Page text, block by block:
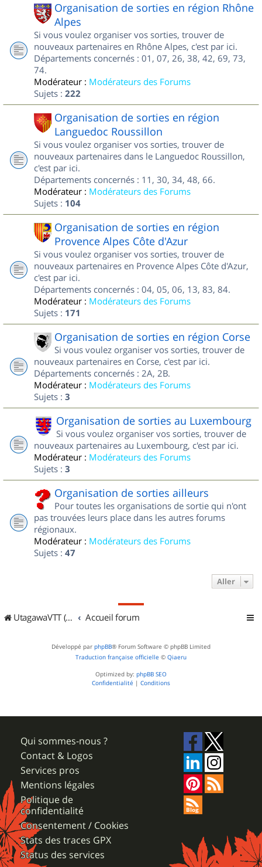
Organisation de sorties en région Rhône
Alpes
Si vous voulez organiser vos sorties, trouver de
nouveaux partenaires en Rhône Alpes, c'est par ici.
Départements concernés : 01, 07, 26, 38, 42, 69, 73,
74.
Modérateur : Modérateurs des Forums
Sujets : 222
Organisation de sorties en région
Languedoc Roussillon
Si vous voulez organiser vos sorties, trouver de
nouveaux partenaires dans le Languedoc Roussillon,
c'est par ici.
Départements concernés : 11, 30, 34, 48, 66.
Modérateur : Modérateurs des Forums
Sujets : 104
Organisation de sorties en région
Provence Alpes Côte d'Azur
Si vous voulez organiser vos sorties, trouver de
nouveaux partenaires en Provence Alpes Côte d'Azur,
c'est par ici.
Départements concernés : 04, 05, 06, 13, 83, 84.
Modérateur : Modérateurs des Forums
Sujets : 171
Organisation de sorties en région Corse
Si vous voulez organiser vos sorties, trouver de
nouveaux partenaires en Corse, c'est par ici.
Départements concernés : 2A, 2B.
Modérateur : Modérateurs des Forums
Sujets : 3
Organisation de sorties au Luxembourg
Si vous voulez organiser vos sorties, trouver de
nouveaux partenaires au Luxembourg, c'est par ici.
Modérateur : Modérateurs des Forums
Sujets : 3
Organisation de sorties ailleurs
Pour toutes les organisations de sortie qui n'ont
pas trouvées leurs place dans les autres forums
régionaux.
Modérateur : Modérateurs des Forums
Sujets : 47
Aller
UtagawaVTT (Randos VTT et VTTAE avec traces GPS) Accueil forum
Développé par phpBB® Forum Software © phpBB Limited
Traduction française officielle © Qiaeru
Optimized by: phpBB SEO
Confidentialité | Conditions
Qui sommes-nous ?
Contact & Logos
Services pros
Mentions légales
Politique de
confidentialité
Consentement / Cookies
Stats des traces GPX
Status des services